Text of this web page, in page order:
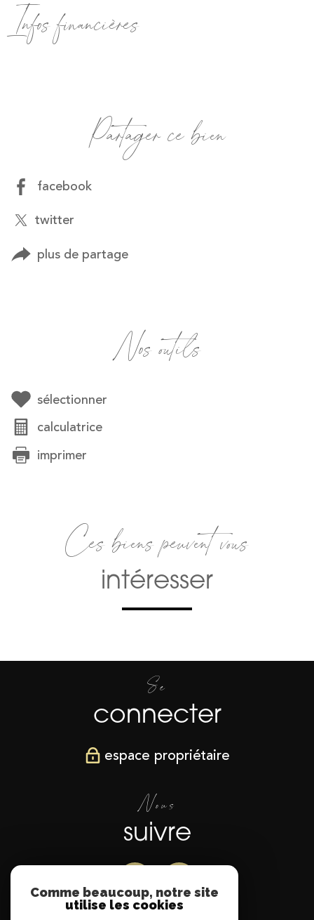
Infos financières
Partager ce bien
facebook
twitter
plus de partage
Nos outils
sélectionner
calculatrice
imprimer
Ces biens peuvent vous
intéresser
Se
connecter
espace propriétaire
Nous
suivre
Comme beaucoup, notre site
utilise les cookies